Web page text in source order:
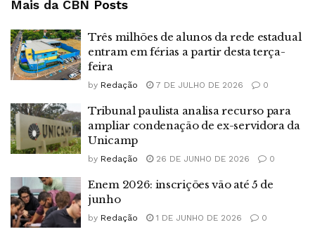
Mais da CBN Posts
Três milhões de alunos da rede estadual
entram em férias a partir desta terça-
feira
by Redação 7 DE JULHO DE 2026 0
Tribunal paulista analisa recurso para
ampliar condenação de ex-servidora da
Unicamp
by Redação 26 DE JUNHO DE 2026 0
Enem 2026: inscrições vão até 5 de
junho
by Redação 1 DE JUNHO DE 2026 0